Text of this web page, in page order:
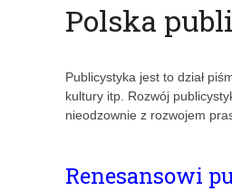
Polska
Publicystyka jest to dział
kultury itp. Rozwój
nieodzownie z rozwojem
Renesansowi